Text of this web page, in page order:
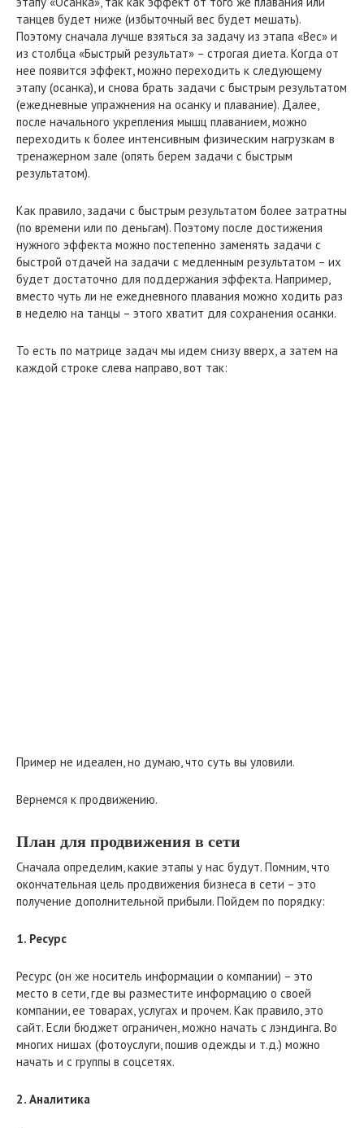
танцев будет ниже (избыточный вес будет мешать).
Поэтому сначала лучше взяться за задачу из этапа «Вес» и
из столбца «Быстрый результат» – строгая диета. Когда от
нее появится эффект, можно переходить к следующему
этапу (осанка), и снова брать задачи с быстрым результатом
(ежедневные упражнения на осанку и плавание). Далее,
после начального укрепления мышц плаванием, можно
переходить к более интенсивным физическим нагрузкам в
тренажерном зале (опять берем задачи с быстрым
результатом).
Как правило, задачи с быстрым результатом более затратны
(по времени или по деньгам). Поэтому после достижения
нужного эффекта можно постепенно заменять задачи с
быстрой отдачей на задачи с медленным результатом – их
будет достаточно для поддержания эффекта. Например,
вместо чуть ли не ежедневного плавания можно ходить раз
в неделю на танцы – этого хватит для сохранения осанки.
То есть по матрице задач мы идем снизу вверх, а затем на
каждой строке слева направо, вот так:
Пример не идеален, но думаю, что суть вы уловили.
Вернемся к продвижению.
План для продвижения в сети
Сначала определим, какие этапы у нас будут. Помним, что
окончательная цель продвижения бизнеса в сети – это
получение дополнительной прибыли. Пойдем по порядку:
1. Ресурс
Ресурс (он же носитель информации о компании) – это
место в сети, где вы разместите информацию о своей
компании, ее товарах, услугах и прочем. Как правило, это
сайт. Если бюджет ограничен, можно начать с лэндинга. Во
многих нишах (фотоуслуги, пошив одежды и т.д.) можно
начать и с группы в соцсетях.
2. Аналитика